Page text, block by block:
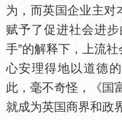
为，而英
企业主对
赋予了促进社会进
手”的解释下，上流
心安理得地以道德
此，毫不奇怪，《
就成为英
商界和政